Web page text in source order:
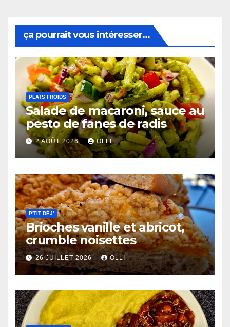
ça pourrait vous intéresser...
PLATS FROIDS
Salade de macaroni, sauce au
pesto de fanes de radis
2 AOÛT 2026 OLLI
P'TIT DÉJ'
Brioches vanille et abricot,
crumble noisettes
26 JUILLET 2026 OLLI